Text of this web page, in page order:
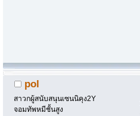
pol
สาวกผู้สนับสนุนเซนนิคุง2Y
จอมทัพหมีชั้นสูง